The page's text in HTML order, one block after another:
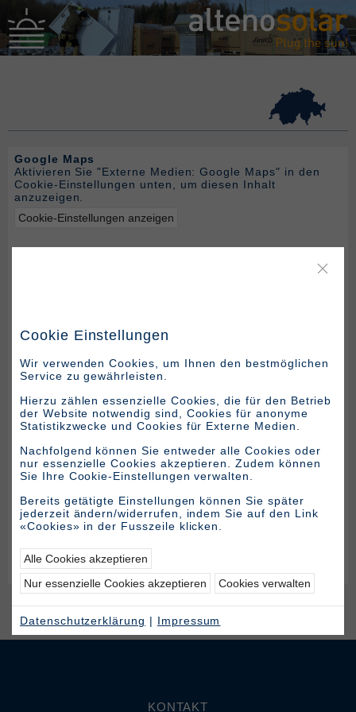
Google Maps
Aktivieren Sie "Externe Medien: Google Maps" in den
Cookie-Einstellungen unten, um diesen Inhalt
anzuzeigen.
Cookie-Einstellungen anzeigen
KONTAKT
Cookie Einstellungen
Wir verwenden Cookies, um Ihnen den bestmöglichen
Service zu gewährleisten.
Hierzu zählen essenzielle Cookies, die für den Betrieb
der Website notwendig sind, Cookies für anonyme
Statistikzwecke und Cookies für Externe Medien.
Nachfolgend können Sie entweder alle Cookies oder
nur essenzielle Cookies akzeptieren. Zudem können
Sie Ihre Cookie-Einstellungen verwalten.
Bereits getätigte Einstellungen können Sie später
jederzeit ändern/widerrufen, indem Sie auf den Link
«Cookies» in der Fusszeile klicken.
Alle Cookies akzeptieren
Nur essenzielle Cookies akzeptieren
Cookies verwalten
Datenschutzerklärung | Impressum